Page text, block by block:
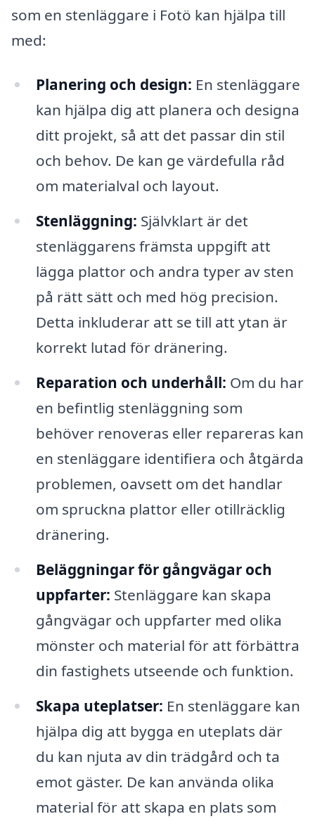
som en stenläggare i Fotö kan hjälpa till
med:
Planering och design: En stenläggare
kan hjälpa dig att planera och designa
ditt projekt, så att det passar din stil
och behov. De kan ge värdefulla råd
om materialval och layout.
Stenläggning: Självklart är det
stenläggarens främsta uppgift att
lägga plattor och andra typer av sten
på rätt sätt och med hög precision.
Detta inkluderar att se till att ytan är
korrekt lutad för dränering.
Reparation och underhåll: Om du har
en befintlig stenläggning som
behöver renoveras eller repareras kan
en stenläggare identifiera och åtgärda
problemen, oavsett om det handlar
om spruckna plattor eller otillräcklig
dränering.
Beläggningar för gångvägar och
uppfarter: Stenläggare kan skapa
gångvägar och uppfarter med olika
mönster och material för att förbättra
din fastighets utseende och funktion.
Skapa uteplatser: En stenläggare kan
hjälpa dig att bygga en uteplats där
du kan njuta av din trädgård och ta
emot gäster. De kan använda olika
material för att skapa en plats som